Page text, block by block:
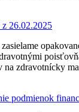
26.02.2025
na zdravotnícky
podmienok